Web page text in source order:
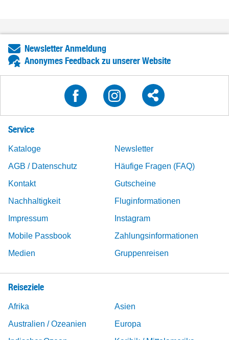
Newsletter Anmeldung
Anonymes Feedback zu unserer Website
Service
Kataloge
Newsletter
AGB / Datenschutz
Häufige Fragen (FAQ)
Kontakt
Gutscheine
Nachhaltigkeit
Fluginformationen
Impressum
Instagram
Mobile Passbook
Zahlungsinformationen
Medien
Gruppenreisen
Reiseziele
Afrika
Asien
Australien / Ozeanien
Europa